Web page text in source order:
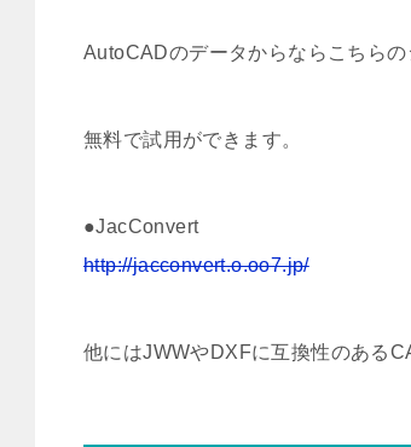
AutoCADのデータからならこちらの
無料で試用ができます。
●JacConvert
http://jacconvert.o.oo7.jp/
他にはJWWやDXFに互換性のある